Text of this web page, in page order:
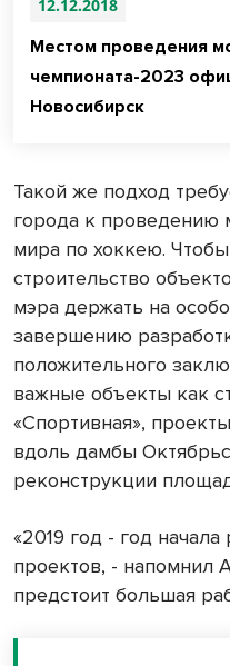
12.12.2018
Местом проведения
чемпионата-2023
Новосибирск
Такой же подход
города к проведению
мира по хоккею.
строительство
мэра держать на
завершению
положительного
важные объекты как
«Спортивная»,
вдоль дамбы
реконструкции
«2019 год - год
проектов, - напомнил
предстоит большая